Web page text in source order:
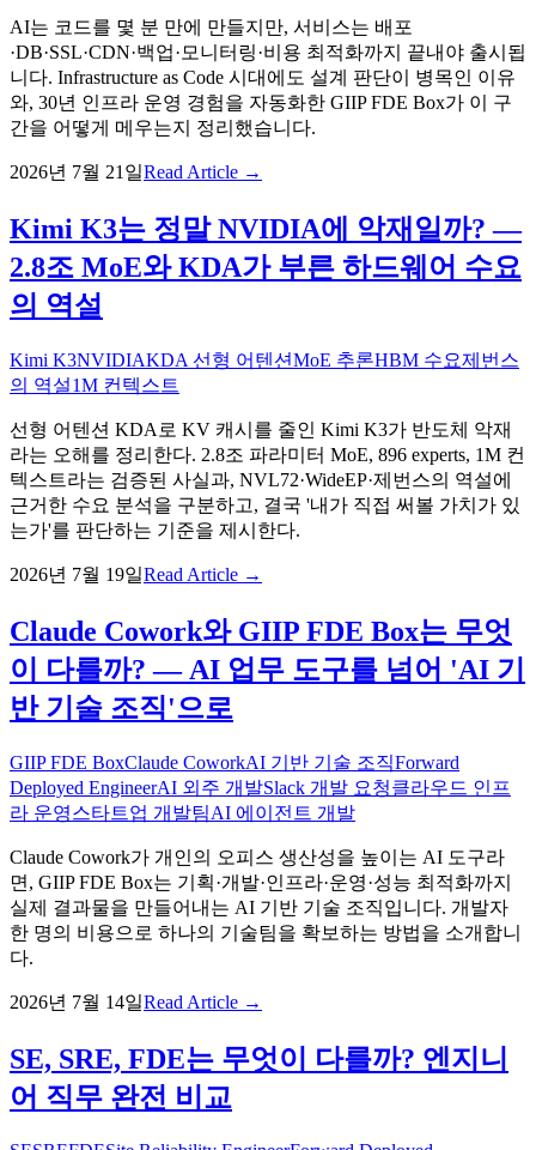
AI는 코드를 몇 분 만에 만들지만, 서비스는 배포
·DB·SSL·CDN·백업·모니터링·비용 최적화까지 끝내야 출시됩
니다. Infrastructure as Code 시대에도 설계 판단이 병목인 이유
와, 30년 인프라 운영 경험을 자동화한 GIIP FDE Box가 이 구
간을 어떻게 메우는지 정리했습니다.
2026년 7월 21일Read Article →
Kimi K3는 정말 NVIDIA에 악재일까? —
2.8조 MoE와 KDA가 부른 하드웨어 수요
의 역설
Kimi K3NVIDIAKDA 선형 어텐션MoE 추론HBM 수요제번스
의 역설1M 컨텍스트
선형 어텐션 KDA로 KV 캐시를 줄인 Kimi K3가 반도체 악재
라는 오해를 정리한다. 2.8조 파라미터 MoE, 896 experts, 1M 컨
텍스트라는 검증된 사실과, NVL72·WideEP·제번스의 역설에
근거한 수요 분석을 구분하고, 결국 '내가 직접 써볼 가치가 있
는가'를 판단하는 기준을 제시한다.
2026년 7월 19일Read Article →
Claude Cowork와 GIIP FDE Box는 무엇
이 다를까? — AI 업무 도구를 넘어 'AI 기
반 기술 조직'으로
GIIP FDE BoxClaude CoworkAI 기반 기술 조직Forward
Deployed EngineerAI 외주 개발Slack 개발 요청클라우드 인프
라 운영스타트업 개발팀AI 에이전트 개발
Claude Cowork가 개인의 오피스 생산성을 높이는 AI 도구라
면, GIIP FDE Box는 기획·개발·인프라·운영·성능 최적화까지
실제 결과물을 만들어내는 AI 기반 기술 조직입니다. 개발자
한 명의 비용으로 하나의 기술팀을 확보하는 방법을 소개합니
다.
2026년 7월 14일Read Article →
SE, SRE, FDE는 무엇이 다를까? 엔지니
어 직무 완전 비교